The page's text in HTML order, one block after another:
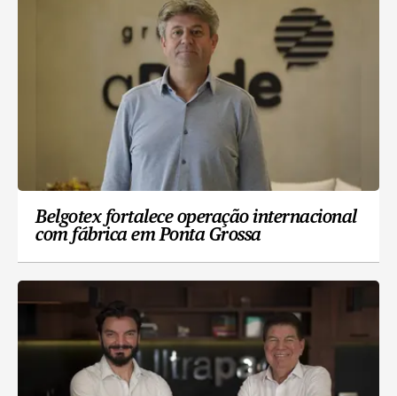
Belgotex fortalece operação internacional
com fábrica em Ponta Grossa